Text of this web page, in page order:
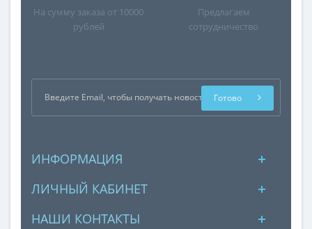
На сумму заказа от 10000
рублей
Предлагаем
сотрудничество
Готово
ИНФОРМАЦИЯ
ЛИЧНЫЙ КАБИНЕТ
НАШИ КОНТАКТЫ